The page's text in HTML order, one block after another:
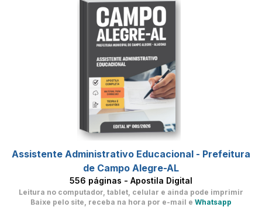
Assistente Administrativo Educacional - Prefeitura
de Campo Alegre-AL
556 páginas - Apostila Digital
Leitura no computador, tablet, celular e ainda pode imprimir
Baixe pelo site, receba na hora por e-mail e Whatsapp